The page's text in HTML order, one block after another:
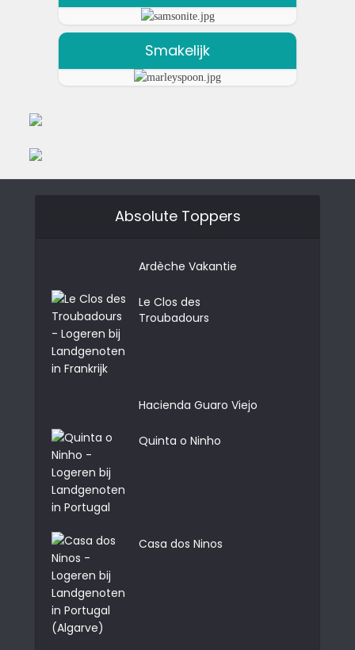
Smakelijk
Absolute Toppers
Ardèche Vakantie
Le Clos des
Troubadours
Hacienda Guaro Viejo
Quinta o Ninho
Casa dos Ninos